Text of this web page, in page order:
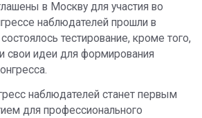
в Москву для участия во
наблюдателей прошли в
тестирование, кроме того,
свои идеи для формирования
наблюдателей станет первым
для профессионального